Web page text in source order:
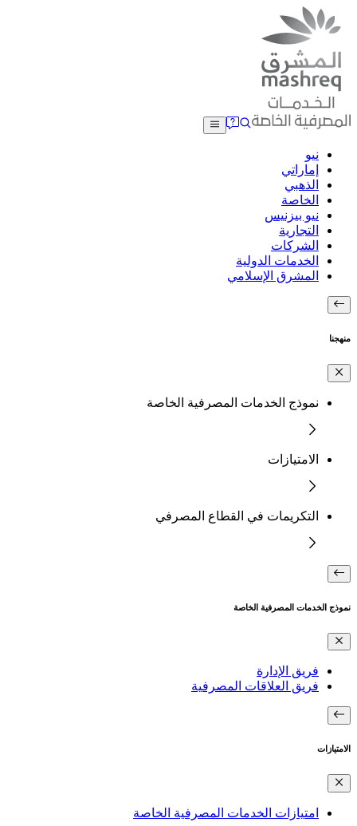
نيو
إماراتي
الذهبي
الخاصة
نيو بيزنيس
التجارية
الشركات
الخدمات الدولية
المشرق الإسلامي
منهجنا
نموذج الخدمات المصرفية الخاصة
الامتيازات
التكريمات في القطاع المصرفي
نموذج الخدمات المصرفية الخاصة
فريق الإدارة
فريق العلاقات المصرفية
الامتيازات
امتيازات الخدمات المصرفية الخاصة